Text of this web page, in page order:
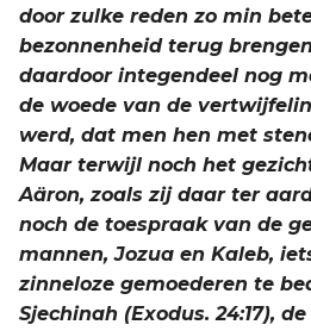
door zulke reden zo min
bezonnenheid terug
daardoor integendeel nog
de woede van de
werd, dat men hen met
Maar terwijl noch het
Aäron, zoals zij daar ter
noch de toespraak van de
mannen, Jozua en Kaleb,
zinneloze gemoederen te
Sjechinah (Exodus. 24:17),